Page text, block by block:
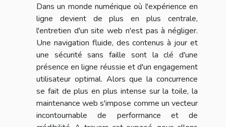
Dans un monde numérique où l'expérience en
ligne devient de plus en plus centrale,
l'entretien d'un site web n'est pas à négliger.
Une navigation fluide, des contenus à jour et
une sécurité sans faille sont la clé d'une
présence en ligne réussie et d'un engagement
utilisateur optimal. Alors que la concurrence
se fait de plus en plus intense sur la toile, la
maintenance web s'impose comme un vecteur
incontournable de performance et de